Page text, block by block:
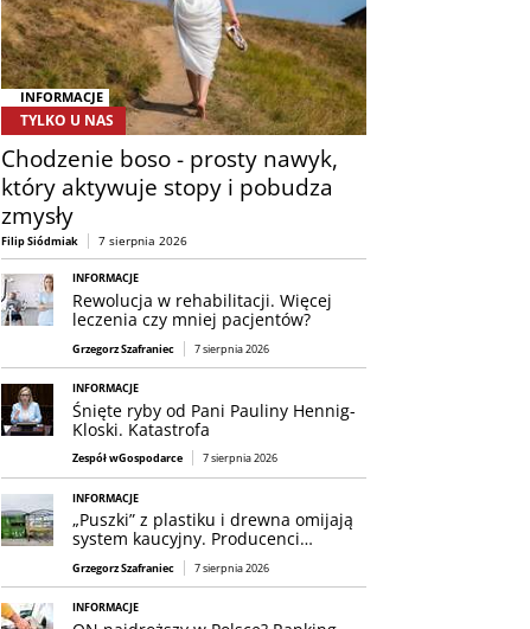
INFORMACJE
TYLKO U NAS
Chodzenie boso - prosty nawyk,
który aktywuje stopy i pobudza
zmysły
Filip Siódmiak 7 sierpnia 2026
INFORMACJE
Rewolucja w rehabilitacji. Więcej
leczenia czy mniej pacjentów?
Grzegorz Szafraniec 7 sierpnia 2026
INFORMACJE
Śnięte ryby od Pani Pauliny Hennig-
Kloski. Katastrofa
Zespół wGospodarce 7 sierpnia 2026
INFORMACJE
„Puszki” z plastiku i drewna omijają
system kaucyjny. Producenci…
Grzegorz Szafraniec 7 sierpnia 2026
INFORMACJE